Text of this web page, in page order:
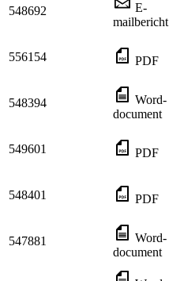
548692
E-
mailbericht
556154 PDF
548394
Word-
document
549601 PDF
548401 PDF
547881
Word-
document